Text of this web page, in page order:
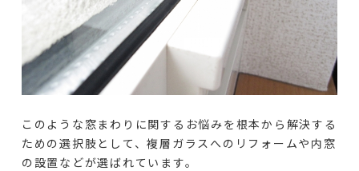
このような窓まわりに関するお悩みを根本から解決する
ための選択肢として、複層ガラスへのリフォームや内窓
の設置などが選ばれています。